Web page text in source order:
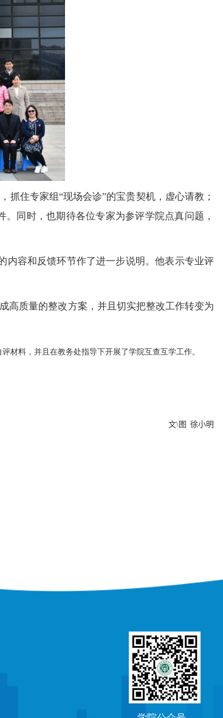
住专家组“现场会诊”的宝贵契机，虚心请教；
同时，也期待各位专家为参评学院点真问题，
内容和反馈环节作了进一步说明。他表示专业评
高质量的整改方案，并且切实把整改工作转变为
材料，并且在教务处指导下开展了学院互查互学工作。
文\图 徐小明